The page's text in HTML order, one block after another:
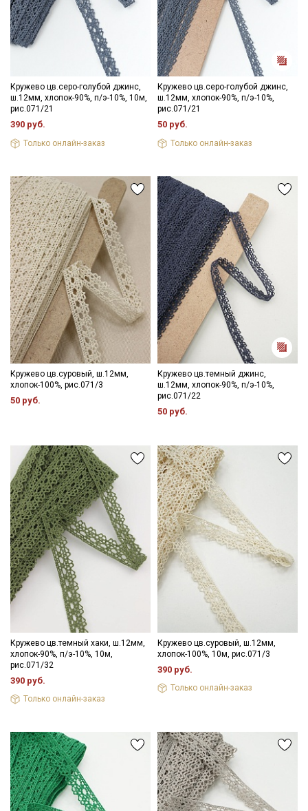
Кружево цв.серо-голубой джинс,
ш.12мм, хлопок-90%, п/э-10%, 10м,
рис.071/21
390 руб.
Только онлайн-заказ
Кружево цв.серо-голубой джинс,
ш.12мм, хлопок-90%, п/э-10%,
рис.071/21
50 руб.
Только онлайн-заказ
Кружево цв.суровый, ш.12мм,
хлопок-100%, рис.071/3
50 руб.
Кружево цв.темный джинс,
ш.12мм, хлопок-90%, п/э-10%,
рис.071/22
50 руб.
Кружево цв.темный хаки, ш.12мм,
хлопок-90%, п/э-10%, 10м,
рис.071/32
390 руб.
Только онлайн-заказ
Кружево цв.суровый, ш.12мм,
хлопок-100%, 10м, рис.071/3
390 руб.
Только онлайн-заказ
Секретная рассылка от Купава
Мы публикуем здесь дополнительные
промокоды и скидки до 30% на узкие
категории тканей
Электронная почта
Подписаться
Ознакомлен(а) сПолитикой обработки персональных
данныхи даюСогласие на обработку персональных
данных
ДаюСогласие на получение рекламных и
информационных рассылок